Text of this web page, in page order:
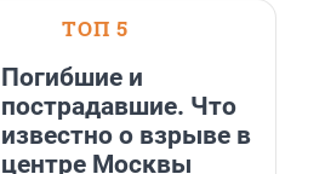
ТОП 5
Погибшие и
пострадавшие. Что
известно о взрыве в
центре Москвы